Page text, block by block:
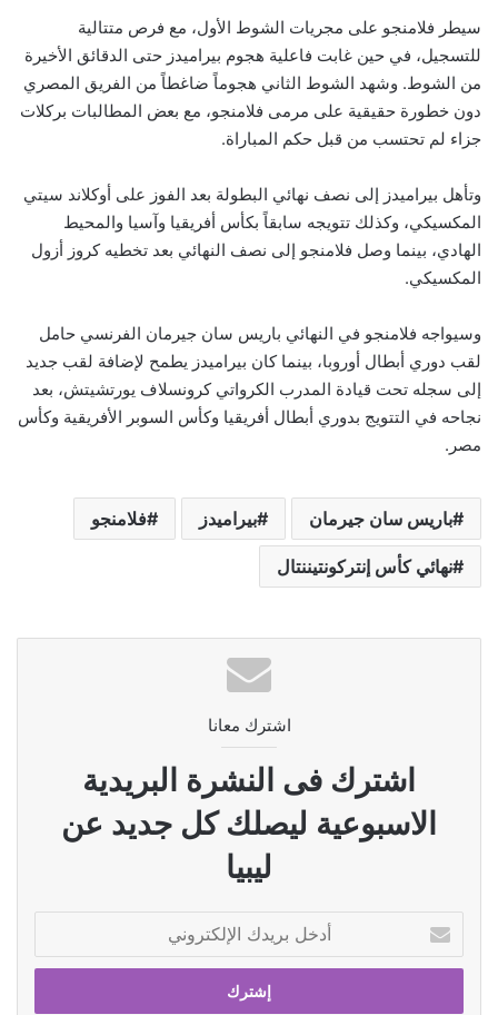
سيطر فلامنجو على مجريات الشوط الأول، مع فرص متتالية
للتسجيل، في حين غابت فاعلية هجوم بيراميدز حتى الدقائق الأخيرة
من الشوط. وشهد الشوط الثاني هجوماً ضاغطاً من الفريق المصري
دون خطورة حقيقية على مرمى فلامنجو، مع بعض المطالبات بركلات
جزاء لم تحتسب من قبل حكم المباراة.
وتأهل بيراميدز إلى نصف نهائي البطولة بعد الفوز على أوكلاند سيتي
المكسيكي، وكذلك تتويجه سابقاً بكأس أفريقيا وآسيا والمحيط
الهادي، بينما وصل فلامنجو إلى نصف النهائي بعد تخطيه كروز أزول
المكسيكي.
وسيواجه فلامنجو في النهائي باريس سان جيرمان الفرنسي حامل
لقب دوري أبطال أوروبا، بينما كان بيراميدز يطمح لإضافة لقب جديد
إلى سجله تحت قيادة المدرب الكرواتي كرونسلاف يورتشيتش، بعد
نجاحه في التتويج بدوري أبطال أفريقيا وكأس السوبر الأفريقية وكأس
مصر.
باريس سان جيرمان بيراميدز فلامنجو
نهائي كأس إنتركونتيننتال
اشترك معانا
اشترك فى النشرة البريدية
الاسبوعية ليصلك كل جديد عن
ليبيا
بريدك
الإلكتروني